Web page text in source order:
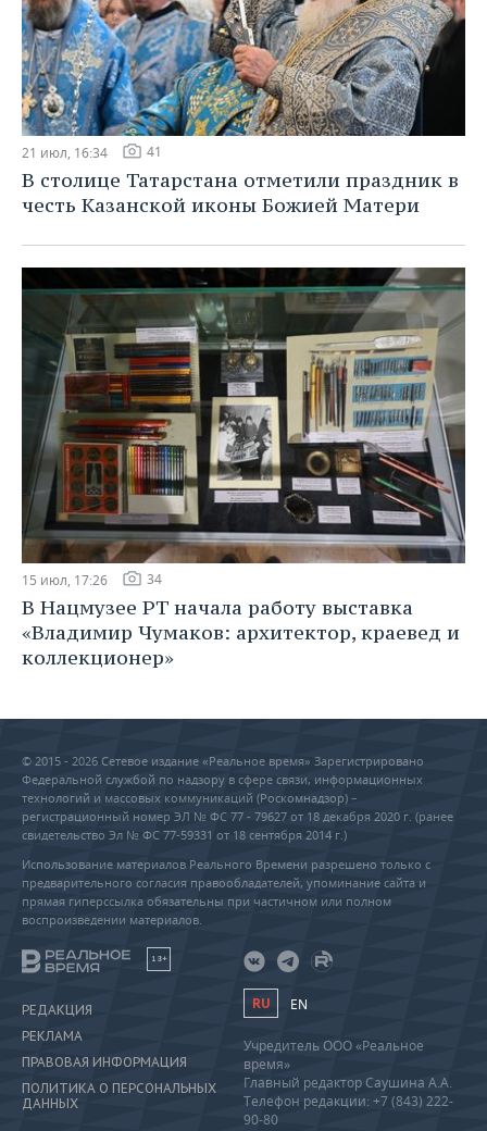
21 июл, 16:34 41
В столице Татарстана отметили праздник в
честь Казанской иконы Божией Матери
15 июл, 17:26 34
В Нацмузее РТ начала работу выставка
«Владимир Чумаков: архитектор, краевед и
коллекционер»
© 2015 - 2026 Сетевое издание «Реальное время» Зарегистрировано
Федеральной службой по надзору в сфере связи, информационных
технологий и массовых коммуникаций (Роскомнадзор) –
регистрационный номер ЭЛ № ФС 77 - 79627 от 18 декабря 2020 г. (ранее
свидетельство Эл № ФС 77-59331 от 18 сентября 2014 г.)
Использование материалов Реального Времени разрешено только с
предварительного согласия правообладателей, упоминание сайта и
прямая гиперссылка обязательны при частичном или полном
воспроизведении материалов.
18+
РЕДАКЦИЯ
РЕКЛАМА
ПРАВОВАЯ ИНФОРМАЦИЯ
ПОЛИТИКА О ПЕРСОНАЛЬНЫХ
ДАННЫХ
RU EN
Учредитель ООО «Реальное
время»
Главный редактор Саушина А.А.
Телефон редакции: +7 (843) 222-
90-80